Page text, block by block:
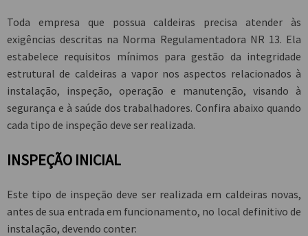
Toda empresa que possua caldeiras precisa atender às
exigências descritas na Norma Regulamentadora NR 13. Ela
estabelece requisitos mínimos para gestão da integridade
estrutural de caldeiras a vapor nos aspectos relacionados à
instalação, inspeção, operação e manutenção, visando à
segurança e à saúde dos trabalhadores. Confira abaixo quando
cada tipo de inspeção deve ser realizada.
INSPEÇÃO INICIAL
Este tipo de inspeção deve ser realizada em caldeiras novas,
antes de sua entrada em funcionamento, no local definitivo de
instalação, devendo conter: